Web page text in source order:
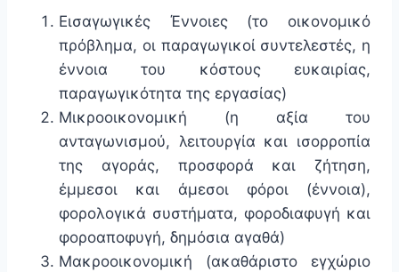
Εισαγωγικές Έννοιες (το οικονομικό
πρόβλημα, οι παραγωγικοί συντελεστές, η
έννοια του κόστους ευκαιρίας,
παραγωγικότητα της εργασίας)
Μικροοικονομική (η αξία του
ανταγωνισμού, λειτουργία και ισορροπία
της αγοράς, προσφορά και ζήτηση,
έμμεσοι και άμεσοι φόροι (έννοια),
φορολογικά συστήματα, φοροδιαφυγή και
φοροαποφυγή, δημόσια αγαθά)
Μακροοικονομική (ακαθάριστο εγχώριο